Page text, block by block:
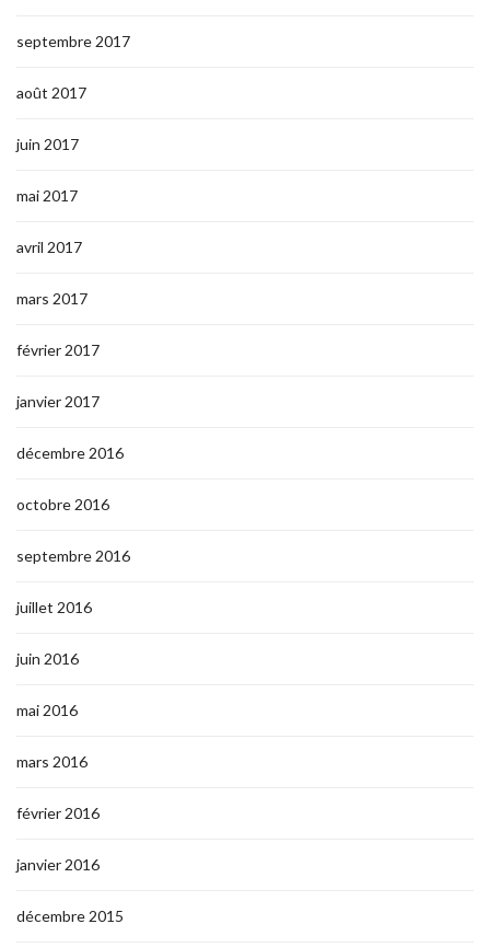
septembre 2017
août 2017
juin 2017
mai 2017
avril 2017
mars 2017
février 2017
janvier 2017
décembre 2016
octobre 2016
septembre 2016
juillet 2016
juin 2016
mai 2016
mars 2016
février 2016
janvier 2016
décembre 2015